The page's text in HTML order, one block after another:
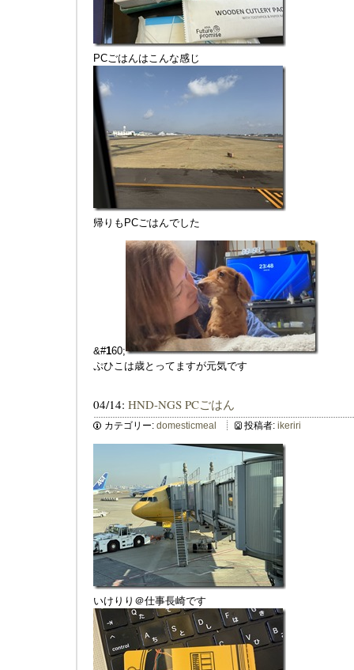
PCごはんはこんな感じ
帰りもPCごはんでした
&#160;
ぷひこは歳とってますが元気です
04/14: HND-NGS PCごはん
カテゴリー: domesticmeal 投稿者: ikeriri
いけりり＠仕事長崎です